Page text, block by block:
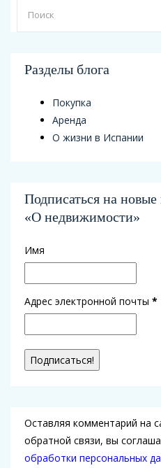
Разделы блога
Покупка
Аренда
О жизни в Испании
Подписаться на
«О недвижимости»
Имя
Адрес электронной почты *
Оставляя комментарий на
обратной связи, вы
обработки персональных